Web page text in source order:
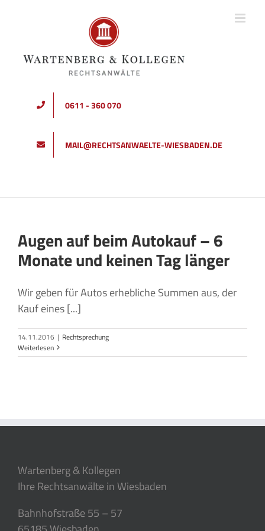
0611 - 360 070
MAIL@RECHTSANWAELTE-WIESBADEN.DE
Augen auf beim Autokauf – 6
Monate und keinen Tag länger
Wir geben für Autos erhebliche Summen aus, der
Kauf eines [...]
14.11.2016 | Rechtsprechung
Weiterlesen
Wartenberg & Kollegen
Ihre Rechtsanwälte in Wiesbaden
Bahnhofstraße 55 – 57